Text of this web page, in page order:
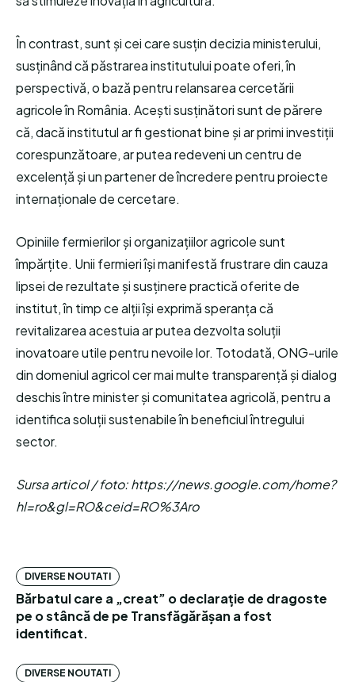
În contrast, sunt și cei care susțin decizia ministerului,
susținând că păstrarea institutului poate oferi, în
perspectivă, o bază pentru relansarea cercetării
agricole în România. Acești susținători sunt de părere
că, dacă institutul ar fi gestionat bine și ar primi investiții
corespunzătoare, ar putea redeveni un centru de
excelență și un partener de încredere pentru proiecte
internaționale de cercetare.
Opiniile fermierilor și organizațiilor agricole sunt
împărțite. Unii fermieri își manifestă frustrare din cauza
lipsei de rezultate și susținere practică oferite de
institut, în timp ce alții își exprimă speranța că
revitalizarea acestuia ar putea dezvolta soluții
inovatoare utile pentru nevoile lor. Totodată, ONG-urile
din domeniul agricol cer mai multe transparență și dialog
deschis între minister și comunitatea agricolă, pentru a
identifica soluții sustenabile în beneficiul întregului
sector.
Sursa articol / foto: https://news.google.com/home?
hl=ro&gl=RO&ceid=RO%3Aro
DIVERSE NOUTATI
Bărbatul care a „creat” o declarație de dragoste
pe o stâncă de pe Transfăgărășan a fost
identificat.
DIVERSE NOUTATI